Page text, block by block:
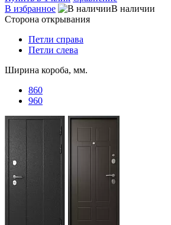
В избранное
В наличии
Сторона открывания
Петли справа
Петли слева
Ширина короба, мм.
860
960